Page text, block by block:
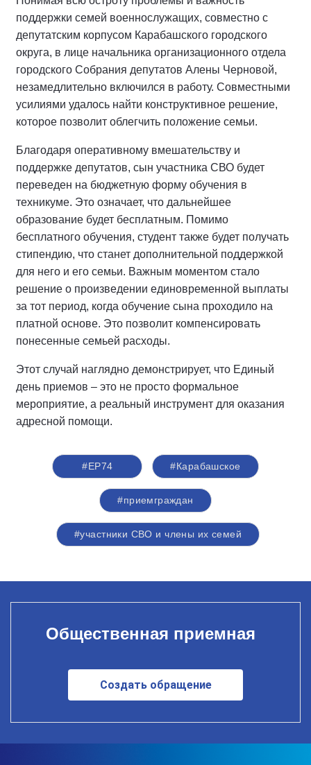
поддержки семей военнослужащих, совместно с
депутатским корпусом Карабашского городского
округа, в лице начальника организационного отдела
городского Собрания депутатов Алены Черновой,
незамедлительно включился в работу. Совместными
усилиями удалось найти конструктивное решение,
которое позволит облегчить положение семьи.
Благодаря оперативному вмешательству и
поддержке депутатов, сын участника СВО будет
переведен на бюджетную форму обучения в
техникуме. Это означает, что дальнейшее
образование будет бесплатным. Помимо
бесплатного обучения, студент также будет получать
стипендию, что станет дополнительной поддержкой
для него и его семьи. Важным моментом стало
решение о произведении единовременной выплаты
за тот период, когда обучение сына проходило на
платной основе. Это позволит компенсировать
понесенные семьей расходы.
Этот случай наглядно демонстрирует, что Единый
день приемов – это не просто формальное
мероприятие, а реальный инструмент для оказания
адресной помощи.
#ЕР74 #Карабашское
#приемграждан
#участники СВО и члены их семей
Общественная приемная
Создать обращение